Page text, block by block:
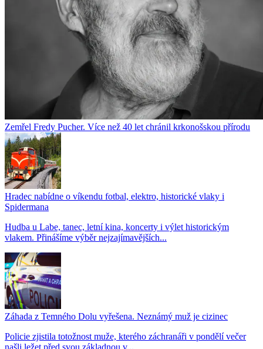
Zemřel Fredy Pucher. Více než 40 let chránil krkonošskou přírodu
Hradec nabídne o víkendu fotbal, elektro, historické vlaky i
Spidermana
Hudba u Labe, tanec, letní kina, koncerty i výlet historickým
vlakem. Přinášíme výběr nejzajímavějších...
Záhada z Temného Dolu vyřešena. Neznámý muž je cizinec
Policie zjistila totožnost muže, kterého záchranáři v pondělí večer